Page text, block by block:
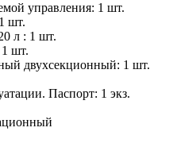
управления: 1 шт.
шт.
л : 1 шт.
шт.
двухсекционный: 1 шт.
Паспорт: 1 экз.